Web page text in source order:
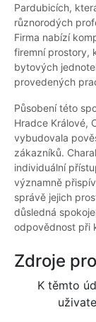
Pardubicích,
různorodých
Firma nabízí
firemní prostory,
bytových
provedených
Působení této
Hradce Králové,
vybudovala
zákazníků.
individuální
významně
správě jejich
důsledná
odpovědnost při
Zdroje
K těmto